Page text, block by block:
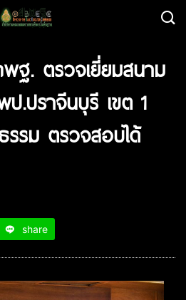
พฐ. ตรวจเยี่ยมสนาม
.ปราจีนบุรี เขต 1
รรม ตรวจสอบได้
share